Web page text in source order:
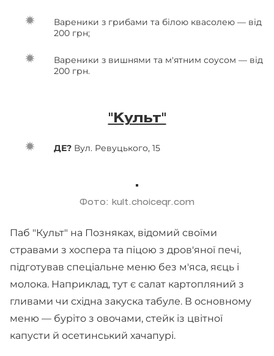
Вареники з грибами та білою квасолею — від
200 грн;
Вареники з вишнями та м'ятним соусом — від
200 грн.
"Культ"
ДЕ? Вул. Ревуцького, 15
Фото: kult.choiceqr.com
Паб "Культ" на Позняках, відомий своїми
стравами з хоспера та піцою з дров'яної печі,
підготував спеціальне меню без м'яса, яєць і
молока. Наприклад, тут є салат картопляний з
гливами чи східна закуска табуле. В основному
меню — буріто з овочами, стейк із цвітної
капусти й осетинський хачапурі.